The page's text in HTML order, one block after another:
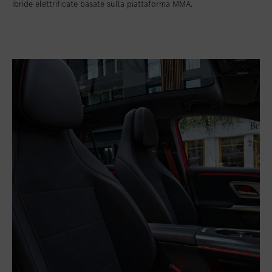
ibride elettrificate basate sulla piattaforma MMA.